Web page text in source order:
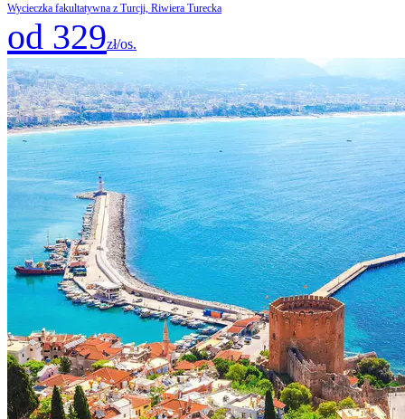
Wycieczka fakultatywna z Turcji, Riwiera Turecka
od 329zł/os.